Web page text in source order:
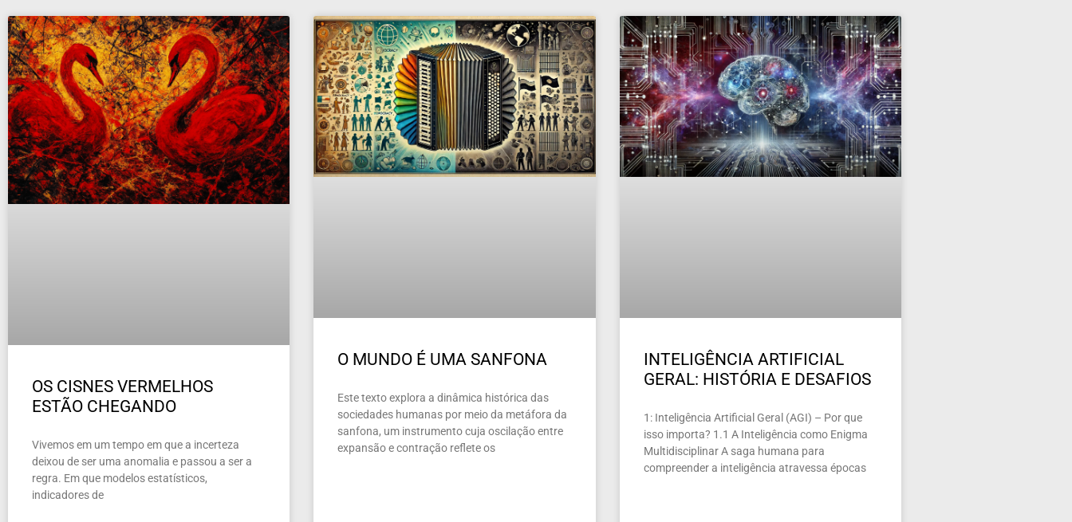
OS CISNES VERMELHOS
ESTÃO CHEGANDO
Vivemos em um tempo em que a incerteza
deixou de ser uma anomalia e passou a ser a
regra. Em que modelos estatísticos,
indicadores de
O MUNDO É UMA SANFONA
Este texto explora a dinâmica histórica das
sociedades humanas por meio da metáfora da
sanfona, um instrumento cuja oscilação entre
expansão e contração reflete os
INTELIGÊNCIA ARTIFICIAL
GERAL: HISTÓRIA E DESAFIOS
1: Inteligência Artificial Geral (AGI) – Por que
isso importa? 1.1 A Inteligência como Enigma
Multidisciplinar A saga humana para
compreender a inteligência atravessa épocas